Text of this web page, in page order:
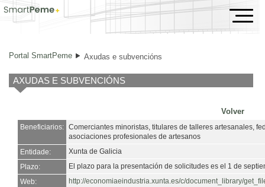
Axudas e subvencións
Portal SmartPeme Axudas e subvencións
AXUDAS E SUBVENCIÓNS
Volver
Beneficiarios: Comerciantes minoristas, titulares de talleres artesanales,
asociaciones profesionales de artesanos
Entidade:
Xunta de Galicia
Plazo:
El plazo para la presentación de solicitudes es el 1 de
Web:
http://economiaeindustria.xunta.es/c/document_library/